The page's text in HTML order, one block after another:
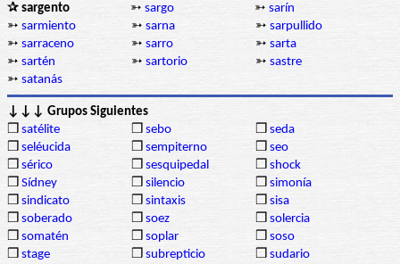
✰ sargento
➳ sargo ➳ sarín
➳ sarmiento ➳ sarna ➳ sarpullido
➳ sarraceno ➳ sarro ➳ sarta
➳ sartén ➳ sartorio ➳ sastre
➳ satanás
↓↓↓ Grupos Siguientes
❒ satélite ❒ sebo ❒ seda
❒ seléucida ❒ sempiterno ❒ seo
❒ sérico ❒ sesquipedal ❒ shock
❒ Sídney ❒ silencio ❒ simonía
❒ sindicato ❒ sintaxis ❒ sisa
❒ soberado ❒ soez ❒ solercia
❒ somatén ❒ soplar ❒ soso
❒ stage ❒ subrepticio ❒ sudario